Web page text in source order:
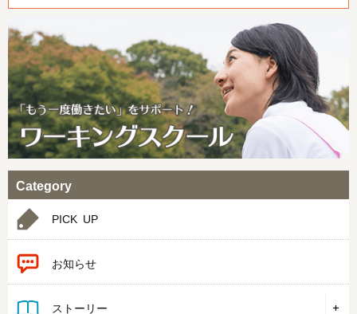
Category
PICK UP
お知らせ
ストーリー